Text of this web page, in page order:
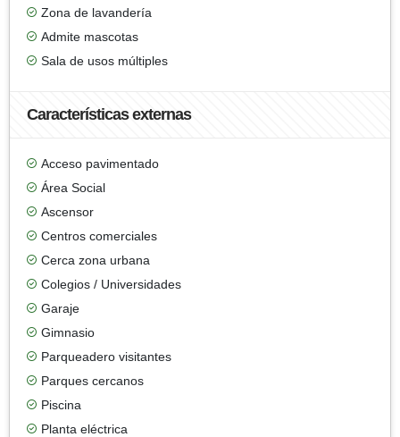
Zona de lavandería
Admite mascotas
Sala de usos múltiples
Características externas
Acceso pavimentado
Área Social
Ascensor
Centros comerciales
Cerca zona urbana
Colegios / Universidades
Garaje
Gimnasio
Parqueadero visitantes
Parques cercanos
Piscina
Planta eléctrica